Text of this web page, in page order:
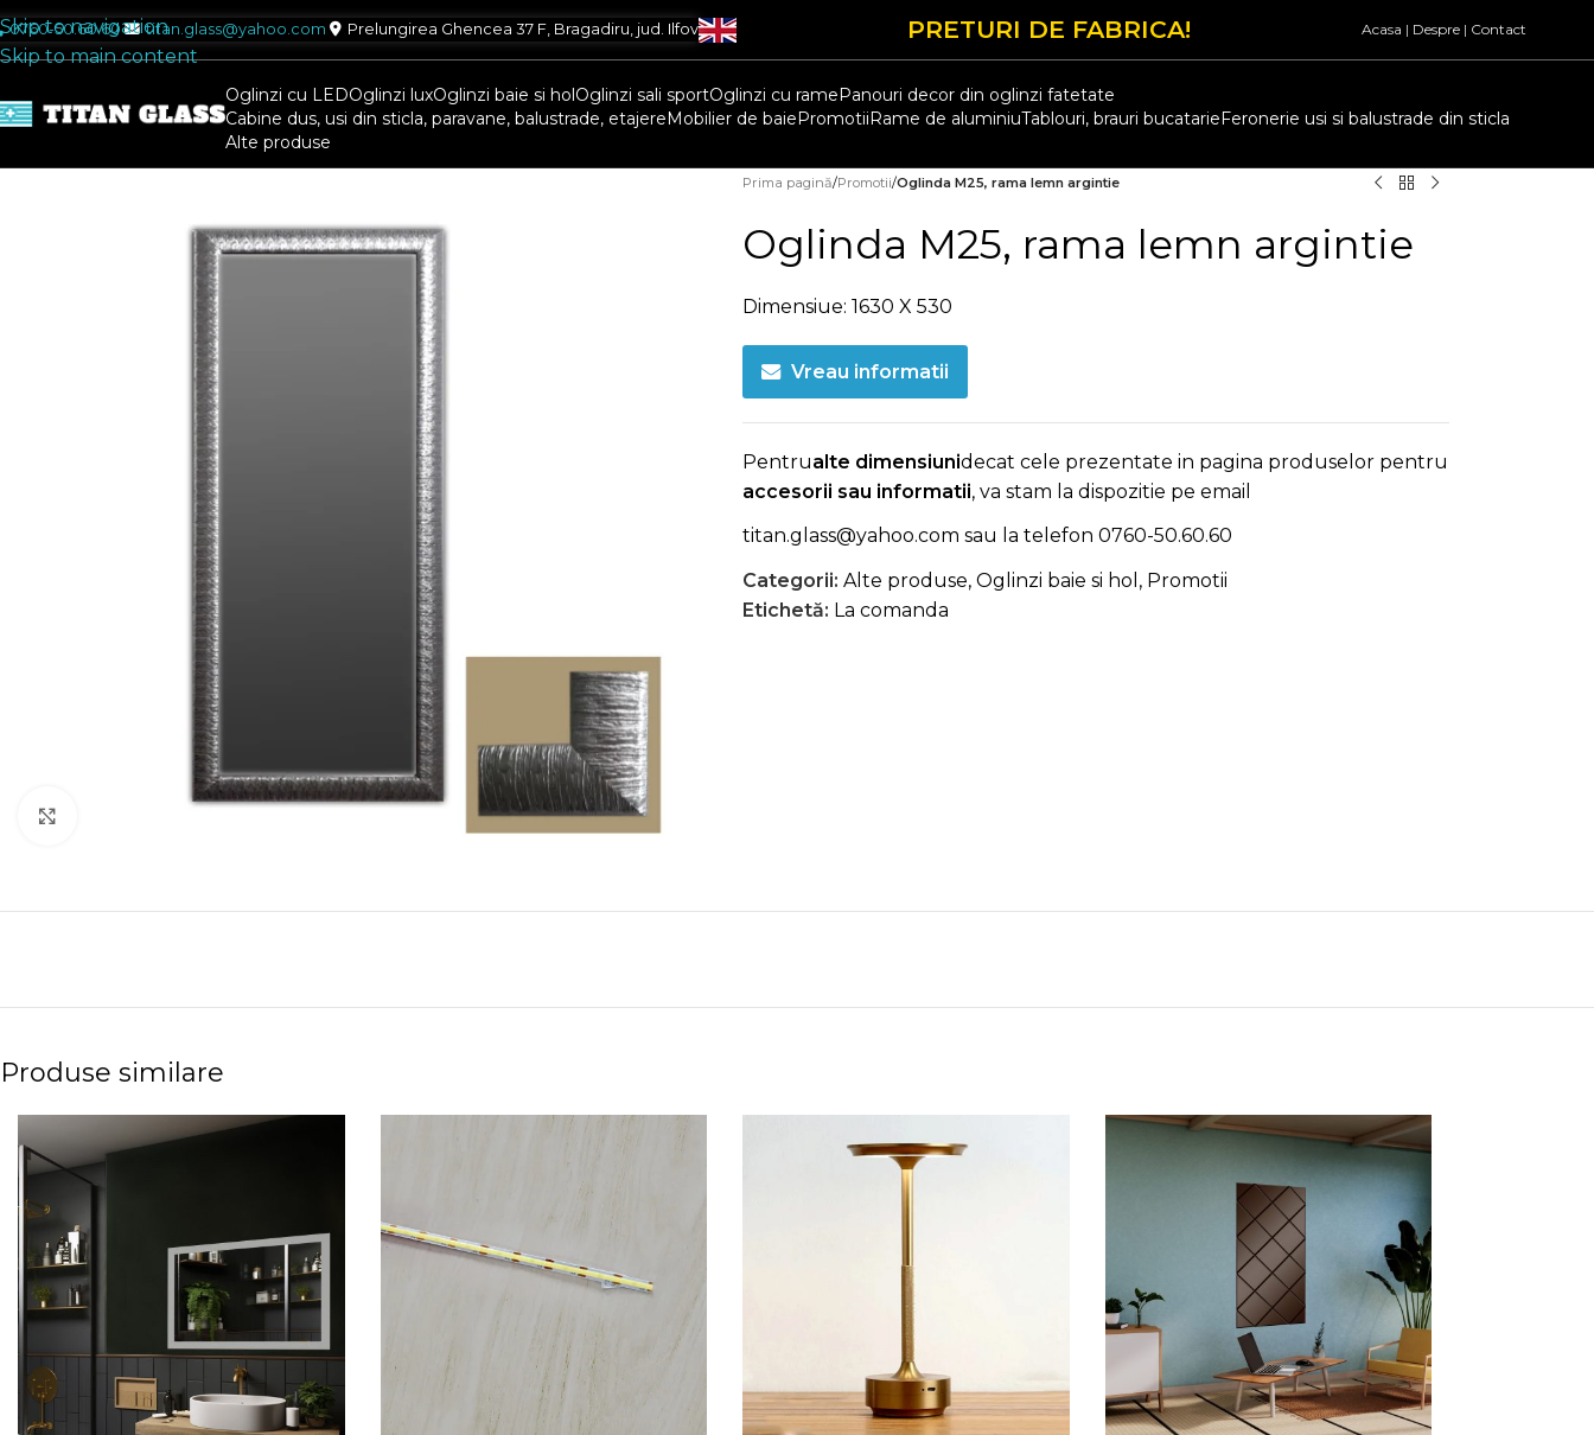
Skip to navigation
Skip to main content
0760-50.60.60 titan.glass@yahoo.com Prelungirea Ghencea 37 F, Bragadiru, jud. Ilfov PRETURI DE FABRICA! Acasa | Despre| Contact
Oglinzi cu LEDOglinzi luxOglinzi baie si holOglinzi sali sportOglinzi cu ramePanouri decor din oglinzi fatetate
Cabine dus, usi din sticla, paravane, balustrade, etajereMobilier de baiePromotiiRame de aluminiuTablouri, brauri bucatarieFeronerie usi si balustrade din sticla
Alte produse
Prima pagină/Promotii/Oglinda M25, rama lemn argintie
Oglinda M25, rama lemn argintie
Dimensiue: 1630 X 530
Vreau informatii
Pentrualte dimensiunidecat cele prezentate in pagina produselor pentru
accesorii sau informatii, va stam la dispozitie pe email
titan.glass@yahoo.com sau la telefon 0760-50.60.60
Categorii: Alte produse, Oglinzi baie si hol , Promotii
Etichetă: La comanda
Produse similare